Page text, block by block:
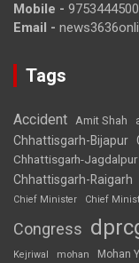
Mobile - 9753444500
Email -
Tags
Accident Amit Shah
Chhattisgarh-Bijapur
Chhattisgarh-Jagdalpur
Chhattisgarh-Raigarh
Chief Minister
Chief
Congress
Kejriwal mohan Mohan